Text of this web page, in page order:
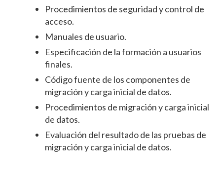
Procedimientos de seguridad y control de
acceso.
Manuales de usuario.
Especificación de la formación a usuarios
finales.
Código fuente de los componentes de
migración y carga inicial de datos.
Procedimientos de migración y carga inicial
de datos.
Evaluación del resultado de las pruebas de
migración y carga inicial de datos.